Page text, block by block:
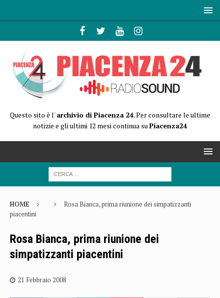
Questo sito è l'archivio di Piacenza 24. Per consultare le ultime
notizie e gli ultimi 12 mesi continua suPiacenza24
HOME
Rosa Bianca, prima riunione dei simpatizzanti
piacentini
Rosa Bianca, prima riunione dei
simpatizzanti piacentini
21 Febbraio 2008